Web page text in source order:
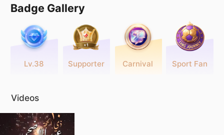
Badge Gallery
Lv.38 Supporter Carnival Sport Fan
Videos